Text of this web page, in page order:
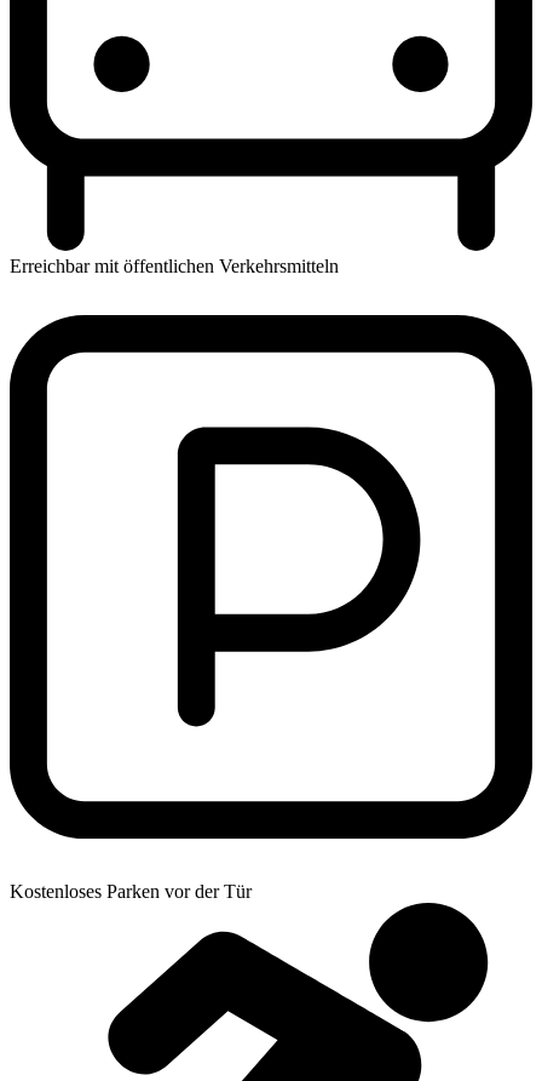
Erreichbar mit öffentlichen Verkehrsmitteln
Kostenloses Parken vor der Tür